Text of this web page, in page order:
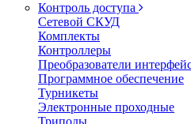
Контроль доступа
Сетевой СКУД
Комплекты
Контроллеры
Преобразователи
Программное обеспечение
Турникеты
Электронные проходные
Триподы